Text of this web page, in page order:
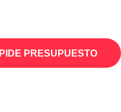
PIDE PRESUPUESTO